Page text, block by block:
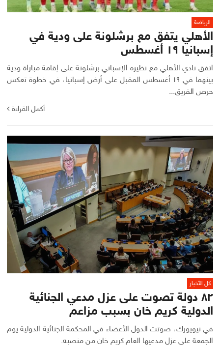
الرياضة
الأهلي يتفق مع برشلونة على ودية في
إسبانيا ١٩ أغسطس
اتفق نادي الأهلي مع نظيره الإسباني برشلونة على إقامة مباراة ودية
بينهما في ١٩ أغسطس المقبل على أرض إسبانيا، في خطوة تعكس
حرص الفريق...
أكمل القراءة
كل الأخبار
٨٢ دولة تصوت على عزل مدعي الجنائية
الدولية كريم خان بسبب مزاعم
في نيويورك، صوتت الدول الأعضاء في المحكمة الجنائية الدولية يوم
الجمعة على عزل مدعيها العام كريم خان من منصبه.